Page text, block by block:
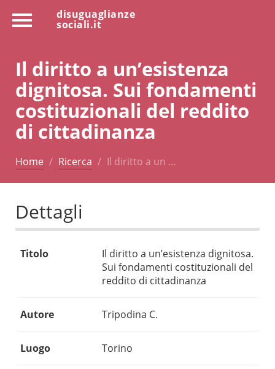
disuguaglianze
sociali.it
Il diritto a un’esistenza
dignitosa. Sui fondamenti
costituzionali del reddito
di cittadinanza
Home Ricerca Il diritto a un …
Dettagli
Titolo
Il diritto a un’esistenza dignitosa.
Sui fondamenti costituzionali del
reddito di cittadinanza
Autore Tripodina C.
Luogo Torino